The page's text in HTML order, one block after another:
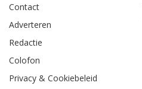
Contact
Adverteren
Redactie
Colofon
Privacy & Cookiebeleid